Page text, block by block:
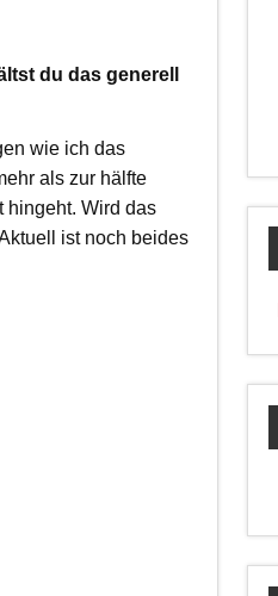
du das generell
wie ich das
als zur hälfte
hingeht. Wird das
ist noch beides